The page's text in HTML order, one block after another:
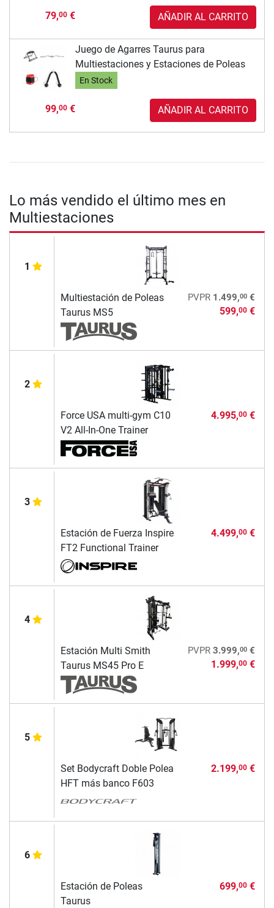
79,00€ AÑADIR AL CARRITO
Juego de Agarres Taurus para
Multiestaciones y Estaciones de Poleas
En Stock
99,00€ AÑADIR AL CARRITO
Lo más vendido el último mes en
Multiestaciones
1
Multiestación de Poleas
Taurus MS5
PVPR 1.499,00€
599,00€
2
Force USA multi-gym C10
V2 All-In-One Trainer
4.995,00€
3
Estación de Fuerza Inspire
FT2 Functional Trainer
4.499,00€
4
Estación Multi Smith
Taurus MS45 Pro E
PVPR 3.999,00€
1.999,00€
5
Set Bodycraft Doble Polea
HFT más banco F603
2.199,00€
6
Estación de Poleas
Taurus
699,00€